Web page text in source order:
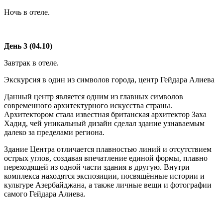
Ночь в отеле.
День 3 (04.10)
Завтрак в отеле.
Экскурсия в один из символов города, центр Гейдара Алиева
Данный центр является одним из главных символов
современного архитектурного искусства страны.
Архитектором стала известная британская архитектор Заха
Хадид, чей уникальный дизайн сделал здание узнаваемым
далеко за пределами региона.
Здание Центра отличается плавностью линий и отсутствием
острых углов, создавая впечатление единой формы, плавно
переходящей из одной части здания в другую. Внутри
комплекса находятся экспозиции, посвящённые истории и
культуре Азербайджана, а также личные вещи и фотографии
самого Гейдара Алиева.